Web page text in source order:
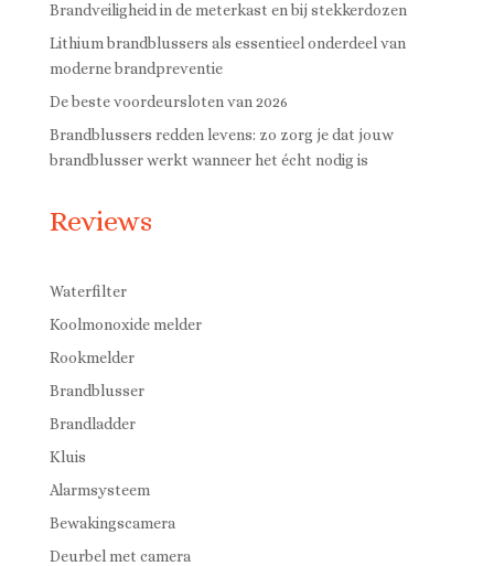
Brandveiligheid in de meterkast en bij stekkerdozen
Lithium brandblussers als essentieel onderdeel van
moderne brandpreventie
De beste voordeursloten van 2026
Brandblussers redden levens: zo zorg je dat jouw
brandblusser werkt wanneer het écht nodig is
Reviews
Waterfilter
Koolmonoxide melder
Rookmelder
Brandblusser
Brandladder
Kluis
Alarmsysteem
Bewakingscamera
Deurbel met camera